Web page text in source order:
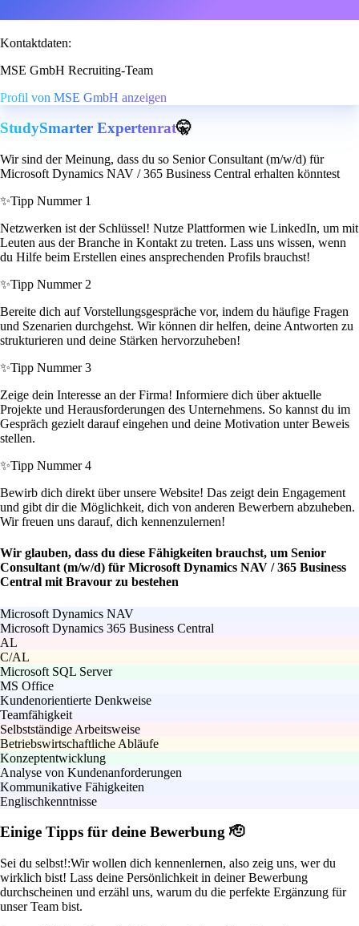
Kontaktdaten:
MSE GmbH Recruiting-Team
Profil von MSE GmbH anzeigen
StudySmarter Expertenrat🤫
Wir sind der Meinung, dass du so Senior Consultant (m/w/d) für
Microsoft Dynamics NAV / 365 Business Central erhalten könntest
✨Tipp Nummer 1
Netzwerken ist der Schlüssel! Nutze Plattformen wie LinkedIn, um mit
Leuten aus der Branche in Kontakt zu treten. Lass uns wissen, wenn
du Hilfe beim Erstellen eines ansprechenden Profils brauchst!
✨Tipp Nummer 2
Bereite dich auf Vorstellungsgespräche vor, indem du häufige Fragen
und Szenarien durchgehst. Wir können dir helfen, deine Antworten zu
strukturieren und deine Stärken hervorzuheben!
✨Tipp Nummer 3
Zeige dein Interesse an der Firma! Informiere dich über aktuelle
Projekte und Herausforderungen des Unternehmens. So kannst du im
Gespräch gezielt darauf eingehen und deine Motivation unter Beweis
stellen.
✨Tipp Nummer 4
Bewirb dich direkt über unsere Website! Das zeigt dein Engagement
und gibt dir die Möglichkeit, dich von anderen Bewerbern abzuheben.
Wir freuen uns darauf, dich kennenzulernen!
Wir glauben, dass du diese Fähigkeiten brauchst, um Senior
Consultant (m/w/d) für Microsoft Dynamics NAV / 365 Business
Central mit Bravour zu bestehen
Microsoft Dynamics NAV
Microsoft Dynamics 365 Business Central
AL
C/AL
Microsoft SQL Server
MS Office
Kundenorientierte Denkweise
Teamfähigkeit
Selbstständige Arbeitsweise
Betriebswirtschaftliche Abläufe
Konzeptentwicklung
Analyse von Kundenanforderungen
Kommunikative Fähigkeiten
Englischkenntnisse
Einige Tipps für deine Bewerbung 🫡
Sei du selbst!:Wir wollen dich kennenlernen, also zeig uns, wer du
wirklich bist! Lass deine Persönlichkeit in deiner Bewerbung
durchscheinen und erzähl uns, warum du die perfekte Ergänzung für
unser Team bist.